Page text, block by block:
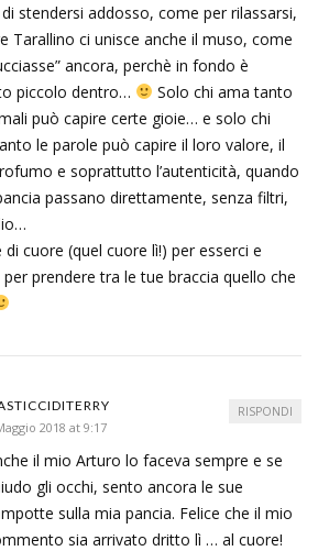
stendersi addosso, come per rilassarsi,
Tarallino ci unisce anche il muso, come
ancora, perchè in fondo è
piccolo dentro…
Solo chi ama tanto
può capire certe gioie… e solo chi
le parole può capire il loro valore, il
e soprattutto l’autenticità, quando
passano direttamente, senza filtri,
di cuore (quel cuore lì!) per esserci e
per prendere tra le tue braccia quello che
2018 at 9:17
il mio Arturo lo faceva sempre e se
gli occhi, sento ancora le sue
sulla mia pancia. Felice che il mio
sia arrivato dritto lì … al cuore!
RISPONDI